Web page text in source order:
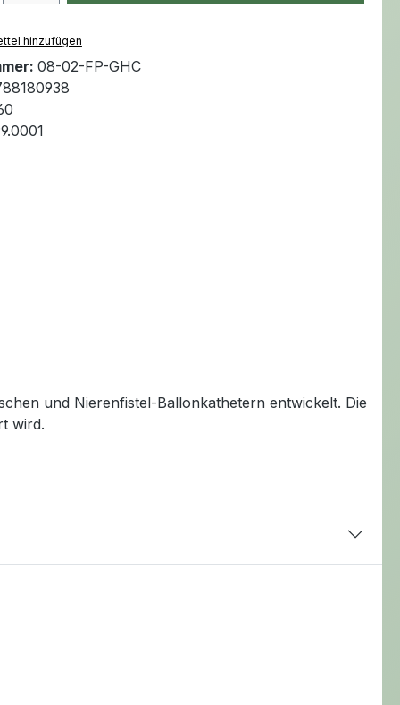
hinzufügen
08-02-FP-GHC
und Nierenfistel-Ballonkathetern entwickelt. Die
wird.
sorgen große Laschen an der rückseitigen